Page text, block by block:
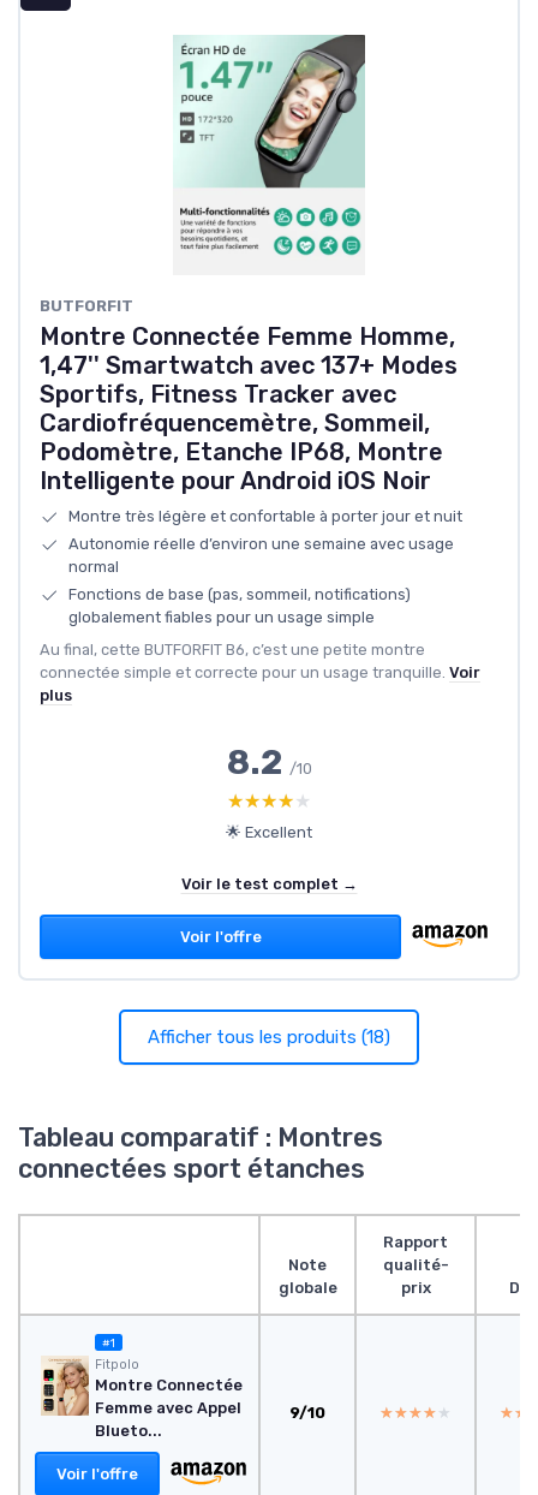
BUTFORFIT
Montre Connectée Femme Homme,
1,47'' Smartwatch avec 137+ Modes
Sportifs, Fitness Tracker avec
Cardiofréquencemètre, Sommeil,
Podomètre, Etanche IP68, Montre
Intelligente pour Android iOS Noir
Montre très légère et confortable à porter jour et nuit
Autonomie réelle d’environ une semaine avec usage
normal
Fonctions de base (pas, sommeil, notifications)
globalement fiables pour un usage simple
Au final, cette BUTFORFIT B6, c’est une petite montre
connectée simple et correcte pour un usage tranquille. Voir
plus
8.2 /10
★★★★★
★★★★★
🌟 Excellent
Voir le test complet →
Voir l'offre
Afficher tous les produits (18)
Tableau comparatif : Montres
connectées sport étanches
Note
globale
Rapport
qualité-
prix
#1
Fitpolo
Montre Connectée
Femme avec Appel
Blueto...
Voir l'offre
9/10 ★★★★★
★★★★★